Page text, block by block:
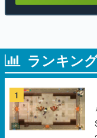
ランキン
1